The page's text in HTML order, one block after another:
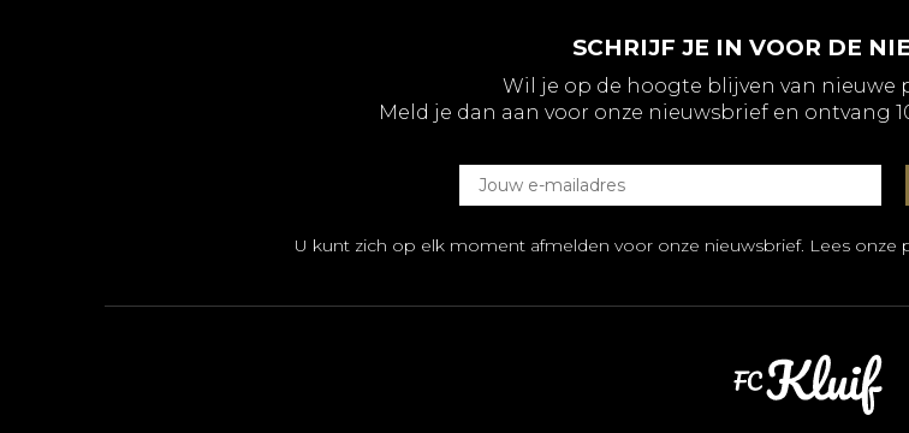
SCHRIJF JE IN VOOR DE
Wil je op de hoogte blijven van nieuwe
Meld je dan aan voor onze nieuwsbrief en ontvang
U kunt zich op elk moment afmelden voor onze nieuwsbrief. Lees onze